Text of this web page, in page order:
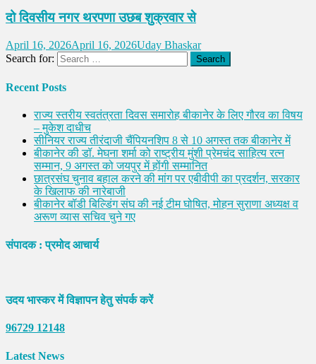
दो दिवसीय नगर थरपणा उछब शुक्रवार से
April 16, 2026April 16, 2026Uday Bhaskar
Search for:
Recent Posts
राज्य स्तरीय स्वतंत्रता दिवस समारोह बीकानेर के लिए गौरव का विषय
– मुकेश दाधीच
सीनियर राज्य तीरंदाजी चैंपियनशिप 8 से 10 अगस्त तक बीकानेर में
बीकानेर की डॉ. मेघना शर्मा को राष्ट्रीय मुंशी प्रेमचंद साहित्य रत्न
सम्मान, 9 अगस्त को जयपुर में होंगी सम्मानित
छात्रसंघ चुनाव बहाल करने की मांग पर एबीवीपी का प्रदर्शन, सरकार
के खिलाफ की नारेबाजी
बीकानेर बॉडी बिल्डिंग संघ की नई टीम घोषित, मोहन सुराणा अध्यक्ष व
अरूण व्यास सचिव चुने गए
संपादक : प्रमोद आचार्य
उदय भास्कर में विज्ञापन हेतु संपर्क करें
96729 12148
Latest News